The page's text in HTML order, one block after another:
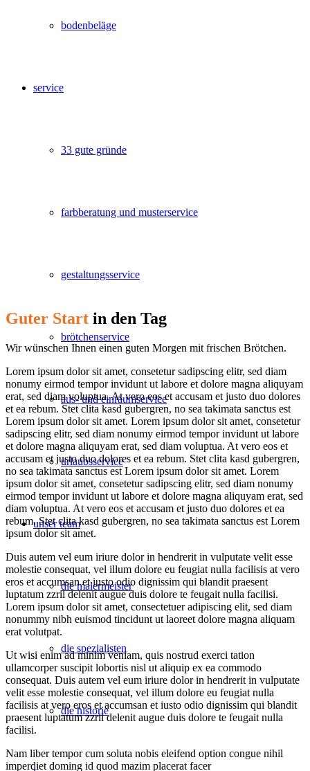
bodenbeläge
service
33 gute gründe
farbberatung und musterservice
gestaltungsservice
brötchenservice
aus- und einräumservice
urlaubsservice
unser team
die malermeister
die spezialisten
die historie
Guter Start in den Tag
Wir wünschen Ihnen einen guten Morgen mit frischen Brötchen.
Lorem ipsum dolor sit amet, consetetur sadipscing elitr, sed diam
nonumy eirmod tempor invidunt ut labore et dolore magna aliquyam
erat, sed diam voluptua. At vero eos et accusam et justo duo dolores
et ea rebum. Stet clita kasd gubergren, no sea takimata sanctus est
Lorem ipsum dolor sit amet. Lorem ipsum dolor sit amet, consetetur
sadipscing elitr, sed diam nonumy eirmod tempor invidunt ut labore
et dolore magna aliquyam erat, sed diam voluptua. At vero eos et
accusam et justo duo dolores et ea rebum. Stet clita kasd gubergren,
no sea takimata sanctus est Lorem ipsum dolor sit amet. Lorem
ipsum dolor sit amet, consetetur sadipscing elitr, sed diam nonumy
eirmod tempor invidunt ut labore et dolore magna aliquyam erat, sed
diam voluptua. At vero eos et accusam et justo duo dolores et ea
rebum. Stet clita kasd gubergren, no sea takimata sanctus est Lorem
ipsum dolor sit amet.
Duis autem vel eum iriure dolor in hendrerit in vulputate velit esse
molestie consequat, vel illum dolore eu feugiat nulla facilisis at vero
eros et accumsan et iusto odio dignissim qui blandit praesent
luptatum zzril delenit augue duis dolore te feugait nulla facilisi.
Lorem ipsum dolor sit amet, consectetuer adipiscing elit, sed diam
nonummy nibh euismod tincidunt ut laoreet dolore magna aliquam
erat volutpat.
Ut wisi enim ad minim veniam, quis nostrud exerci tation
ullamcorper suscipit lobortis nisl ut aliquip ex ea commodo
consequat. Duis autem vel eum iriure dolor in hendrerit in vulputate
velit esse molestie consequat, vel illum dolore eu feugiat nulla
facilisis at vero eros et accumsan et iusto odio dignissim qui blandit
praesent luptatum zzril delenit augue duis dolore te feugait nulla
facilisi.
Nam liber tempor cum soluta nobis eleifend option congue nihil
imperdiet doming id quod mazim placerat facer